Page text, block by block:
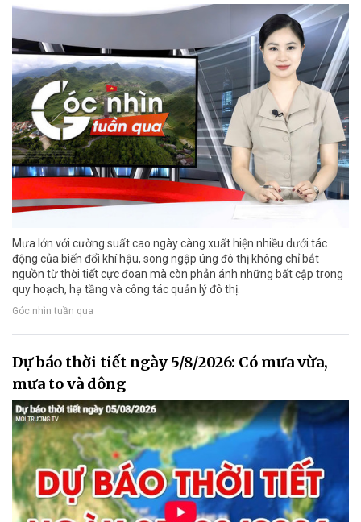
Mưa lớn với cường suất cao ngày càng xuất hiện nhiều dưới tác
động của biến đổi khí hậu, song ngập úng đô thị không chỉ bắt
nguồn từ thời tiết cực đoan mà còn phản ánh những bất cập trong
quy hoạch, hạ tầng và công tác quản lý đô thị.
Góc nhìn tuần qua
Dự báo thời tiết ngày 5/8/2026: Có mưa vừa,
mưa to và dông